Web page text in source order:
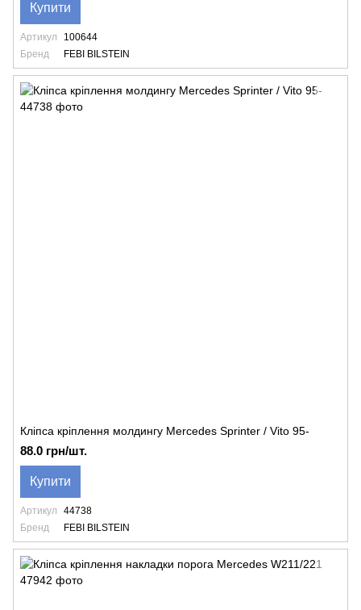
Купити
Артикул
100644
Бренд
FEBI BILSTEIN
Кліпса кріплення молдингу Mercedes Sprinter / Vito 95-
88.0 грн/шт.
Купити
Артикул
44738
Бренд
FEBI BILSTEIN